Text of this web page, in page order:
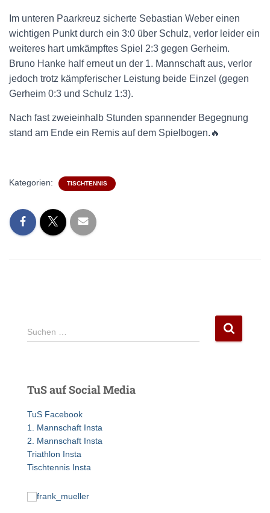
Im unteren Paarkreuz sicherte Sebastian Weber einen
wichtigen Punkt durch ein 3:0 über Schulz, verlor leider ein
weiteres hart umkämpftes Spiel 2:3 gegen Gerheim.
Bruno Hanke half erneut un der 1. Mannschaft aus, verlor
jedoch trotz kämpferischer Leistung beide Einzel (gegen
Gerheim 0:3 und Schulz 1:3).
Nach fast zweieinhalb Stunden spannender Begegnung
stand am Ende ein Remis auf dem Spielbogen.🔥
Kategorien: TISCHTENNIS
S
u
n
a
c
h
:
Suchen …
TuS auf Social Media
TuS Facebook
1. Mannschaft Insta
2. Mannschaft Insta
Triathlon Insta
Tischtennis Insta